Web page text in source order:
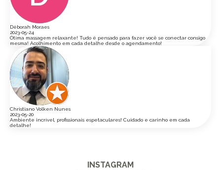
Déborah Moraes
2023-05-24
Ótima massagem relaxante! Tudo é pensado para fazer você se conectar consigo
mesma! Acolhimento em cada detalhe desde o agendamento!
Christiano Volken Nunes
2023-05-20
Ambiente incrível, profissionais espetaculares! Cuidado e carinho em cada
detalhe!
INSTAGRAM